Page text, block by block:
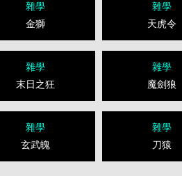
雜學
金獅
雜學
天虎令
雜學
末日之狂
雜學
魔劍狼
雜學
玄武魄
雜學
刀猿